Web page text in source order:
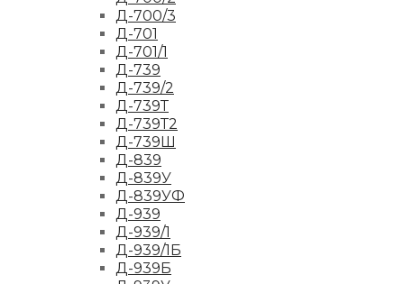
Д-700/3
Д-701
Д-701/1
Д-739
Д-739/2
Д-739Т
Д-739Т2
Д-739Ш
Д-839
Д-839У
Д-839УФ
Д-939
Д-939/1
Д-939/1Б
Д-939Б